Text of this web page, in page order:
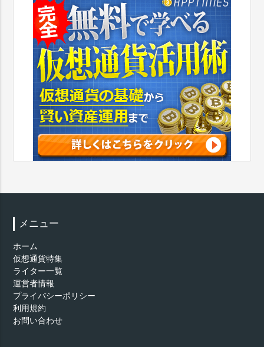
メニュー
ホーム
仮想通貨特集
ライター一覧
運営者情報
プライバシーポリシー
利用規約
お問い合わせ